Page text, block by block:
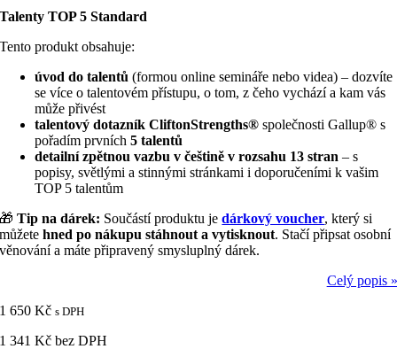
Talenty TOP 5 Standard
Tento produkt obsahuje:
úvod do talentů (formou online semináře nebo videa) – dozvíte
se více o talentovém přístupu, o tom, z čeho vychází a kam vás
může přivést
talentový dotazník CliftonStrengths® společnosti Gallup®s
pořadím prvních5 talentů
detailní zpětnou vazbu v češtině v rozsahu 13 stran – s
popisy, světlými a stinnými stránkami i doporučeními k vašim
TOP 5 talentům
🎁 Tip na dárek: Součástí produktu jedárkový voucher, který si
můžetehned po nákupu stáhnout a vytisknout. Stačí připsat osobní
věnování a máte připravený smysluplný dárek.
Celý popis »
1 650Kč s DPH
1 341Kč bez DPH